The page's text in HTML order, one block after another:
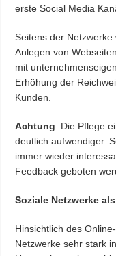
erste Social Media
Seitens der
Anlegen von
mit
Erhöhung der
Kunden.
Achtung: Die Pflege
deutlich aufwendiger.
immer wieder
Feedback geboten
Soziale Netzwerke
Hinsichtlich des
Netzwerke sehr stark